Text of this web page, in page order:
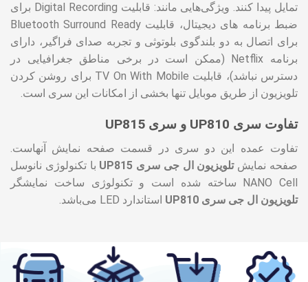
تمایل پیدا کنند. ویژگی‌هایی مانند: قابلیت Digital Recording برای
ضبط برنامه های دیجیتال، قابلیت Bluetooth Surround Ready
برای اتصال به دو بلندگوی بلوتوثی و تجربه صدای فراگیر، دارای
برنامه Netflix (ممکن است در برخی مناطق جغرافیایی در
دسترس نباشد)، قابلیت TV On With Mobile برای روشن کردن
تلویزیون از طریق موبایل تنها بخشی از امکانات این سری است.
تفاوت سری UP810 و سری UP815
تفاوت عمده این دو سری در قسمت صفحه نمایش آنهاست.
صفحه نمایشتلویزیون ال جی سری UP815
با تکنولوژی نانوسل
NANO Cell ساخته شده است و تکنولوژی ساخت نمایشگر
تلویزیون ال جی سری UP810
استاندارد LED می‌باشد.